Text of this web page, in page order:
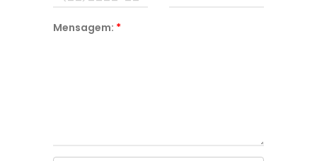
Mensagem: *